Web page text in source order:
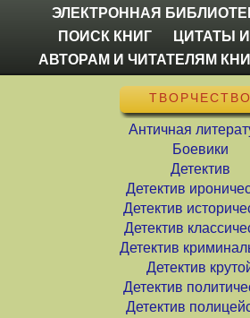
ЭЛЕКТРОННАЯ
ПОИСК КНИГ
ЦИТАТЫ
АВТОРАМ И ЧИТАТЕЛЯМ
ТВОРЧЕСТВО
Античная
Боевики
Детектив
Детектив
Детектив
Детектив
Детектив
Детектив
Детектив
Детектив